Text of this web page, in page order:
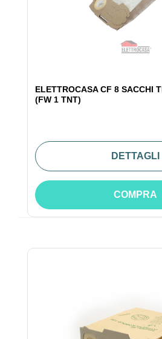
ELETTROCASA CF 8 SACCHI
(FW 1 TNT)
DETTAGLI
COMPRA